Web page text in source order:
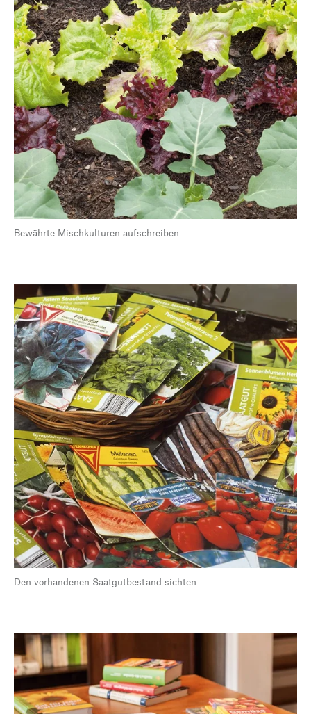
Bewährte Mischkulturen aufschreiben
Den vorhandenen Saatgutbestand sichten